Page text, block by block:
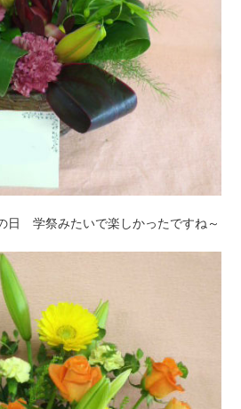
日 学祭みたいで楽しかったですね～